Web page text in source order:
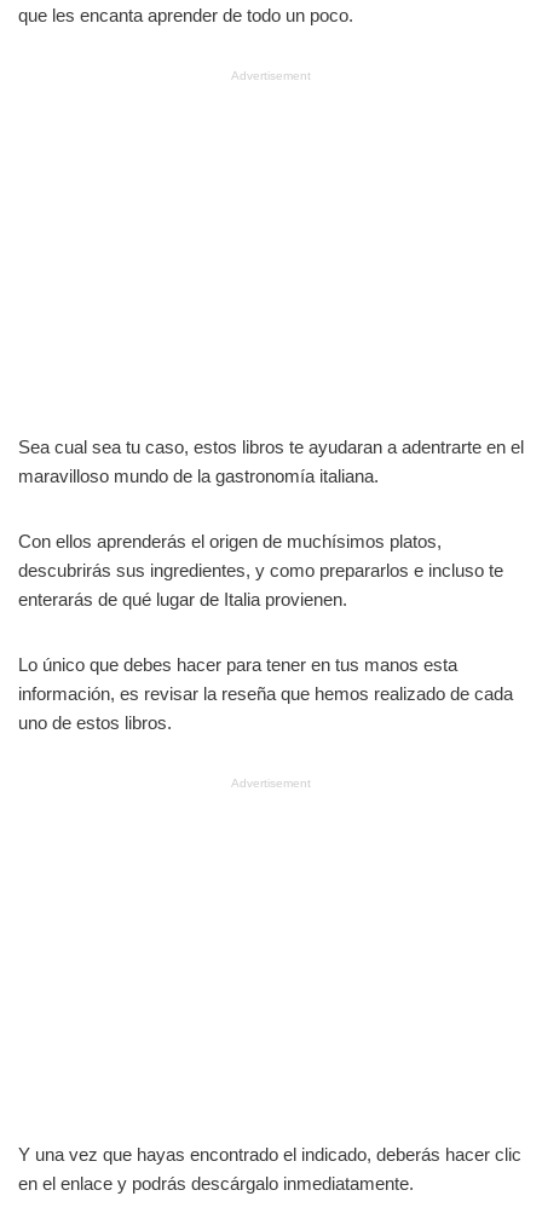
que les encanta aprender de todo un poco.
Advertisement
Sea cual sea tu caso, estos libros te ayudaran a adentrarte en el
maravilloso mundo de la gastronomía italiana.
Con ellos aprenderás el origen de muchísimos platos,
descubrirás sus ingredientes, y como prepararlos e incluso te
enterarás de qué lugar de Italia provienen.
Lo único que debes hacer para tener en tus manos esta
información, es revisar la reseña que hemos realizado de cada
uno de estos libros.
Advertisement
Y una vez que hayas encontrado el indicado, deberás hacer clic
en el enlace y podrás descárgalo inmediatamente.